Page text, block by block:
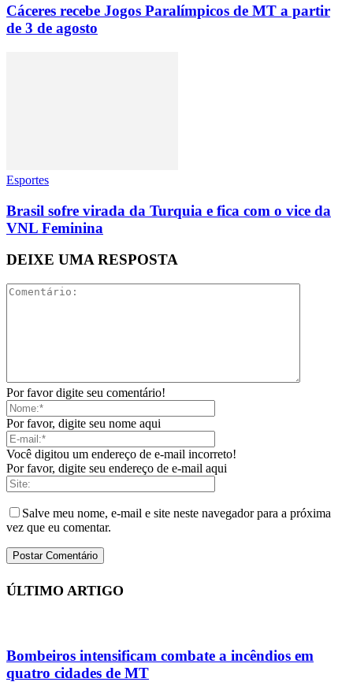
Cáceres recebe Jogos Paralímpicos de MT a partir
de 3 de agosto
Esportes
Brasil sofre virada da Turquia e fica com o vice da
VNL Feminina
DEIXE UMA RESPOSTA
Por favor digite seu comentário!
Por favor, digite seu nome aqui
Você digitou um endereço de e-mail incorreto!
Por favor, digite seu endereço de e-mail aqui
Salve meu nome, e-mail e site neste navegador para a próxima
vez que eu comentar.
ÚLTIMO ARTIGO
Bombeiros intensificam combate a incêndios em
quatro cidades de MT